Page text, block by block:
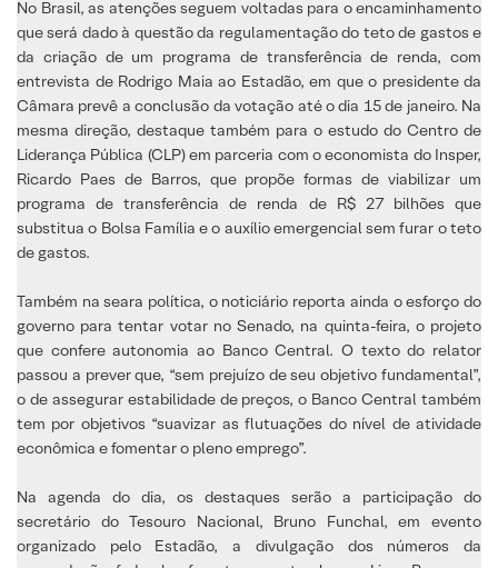
No Brasil, as atenções seguem voltadas para o encaminhamento
que será dado à questão da regulamentação do teto de gastos e
da criação de um programa de transferência de renda, com
entrevista de Rodrigo Maia ao Estadão, em que o presidente da
Câmara prevê a conclusão da votação até o dia 15 de janeiro. Na
mesma direção, destaque também para o estudo do Centro de
Liderança Pública (CLP) em parceria com o economista do Insper,
Ricardo Paes de Barros, que propõe formas de viabilizar um
programa de transferência de renda de R$ 27 bilhões que
substitua o Bolsa Família e o auxílio emergencial sem furar o teto
de gastos.
Também na seara política, o noticiário reporta ainda o esforço do
governo para tentar votar no Senado, na quinta-feira, o projeto
que confere autonomia ao Banco Central. O texto do relator
passou a prever que, “sem prejuízo de seu objetivo fundamental”,
o de assegurar estabilidade de preços, o Banco Central também
tem por objetivos “suavizar as flutuações do nível de atividade
econômica e fomentar o pleno emprego”.
Na agenda do dia, os destaques serão a participação do
secretário do Tesouro Nacional, Bruno Funchal, em evento
organizado pelo Estadão, a divulgação dos números da